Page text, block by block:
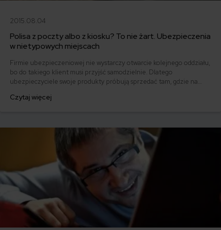
2015.08.04
Polisa z poczty albo z kiosku? To nie żart. Ubezpieczenia
w nietypowych miejscach
Firmie ubezpieczeniowej nie wystarczy otwarcie kolejnego oddziału,
bo do takiego klient musi przyjść samodzielnie. Dlatego
ubezpieczyciele swoje produkty próbują sprzedać tam, gdzie na
elektroniką czy kioskach. Ekspert porównywarki mfind postanowił
Czytaj więcej